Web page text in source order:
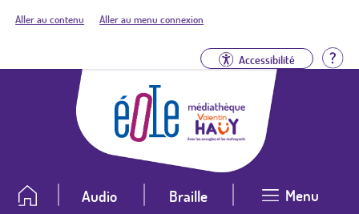
Aller au contenu Aller au menu connexion
Accessibilité
Audio Braille Menu